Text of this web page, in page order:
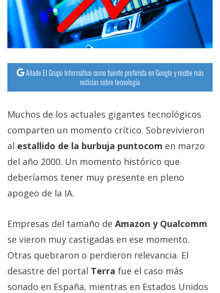
Añade El Grupo Informático como fuente preferida en Google y recibe más
noticias sobre tecnología
Muchos de los actuales gigantes tecnológicos
comparten un momento crítico. Sobrevivieron
al estallido de la burbuja puntocom en marzo
del año 2000. Un momento histórico que
deberíamos tener muy presente en pleno
apogeo de la IA.
Empresas del tamaño de Amazon y Qualcomm
se vieron muy castigadas en ese momento.
Otras quebraron o perdieron relevancia. El
desastre del portal Terra fue el caso más
sonado en España, mientras en Estados Unidos